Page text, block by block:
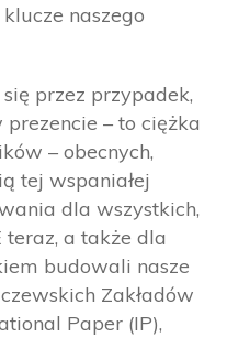
naszego
się przez przypadek,
prezencie – to ciężka
– obecnych,
tej wspaniałej
dla wszystkich,
a także dla
budowali nasze
Zakładów
Paper (IP),